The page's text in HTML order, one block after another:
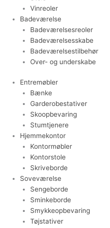
Vinreoler
Badeværelse
Badeværelsesreoler
Badeværelsesskabe
Badeværelsestilbehør
Over- og underskabe
Entremøbler
Bænke
Garderobestativer
Skoopbevaring
Stumtjenere
Hjemmekontor
Kontormøbler
Kontorstole
Skriveborde
Soveværelse
Sengeborde
Sminkeborde
Smykkeopbevaring
Tøjstativer